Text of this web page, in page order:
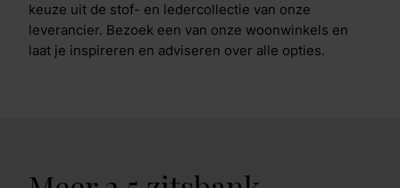
keuze uit de stof- en ledercollectie van onze
leverancier. Bezoek een van onze woonwinkels en
laat je inspireren en adviseren over alle opties.